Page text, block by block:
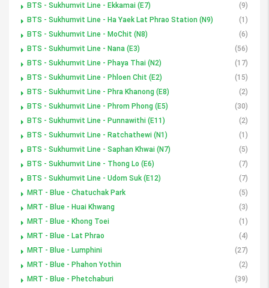
BTS - Sukhumvit Line - Ekkamai (E7)
(9)
BTS - Sukhumvit Line - Ha Yaek Lat Phrao Station (N9)
(1)
BTS - Sukhumvit Line - MoChit (N8)
(6)
BTS - Sukhumvit Line - Nana (E3)
(56)
BTS - Sukhumvit Line - Phaya Thai (N2)
(17)
BTS - Sukhumvit Line - Phloen Chit (E2)
(15)
BTS - Sukhumvit Line - Phra Khanong (E8)
(2)
BTS - Sukhumvit Line - Phrom Phong (E5)
(30)
BTS - Sukhumvit Line - Punnawithi (E11)
(2)
BTS - Sukhumvit Line - Ratchathewi (N1)
(1)
BTS - Sukhumvit Line - Saphan Khwai (N7)
(5)
BTS - Sukhumvit Line - Thong Lo (E6)
(7)
BTS - Sukhumvit Line - Udom Suk (E12)
(7)
MRT - Blue - Chatuchak Park
(5)
MRT - Blue - Huai Khwang
(3)
MRT - Blue - Khong Toei
(1)
MRT - Blue - Lat Phrao
(4)
MRT - Blue - Lumphini
(27)
MRT - Blue - Phahon Yothin
(2)
MRT - Blue - Phetchaburi
(39)